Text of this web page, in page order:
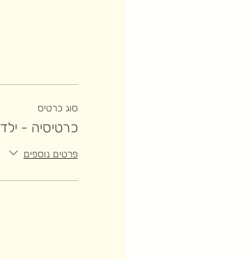
סוג כרטיס
כרטיסיה - ילד
פרטים נוספים